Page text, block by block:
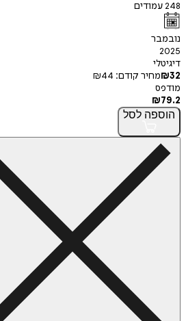
248עמודים
נובמבר
2025
דיגיטלי
₪32 מחיר קודם: ₪44
מודפס
₪79.2
הוספה לסל